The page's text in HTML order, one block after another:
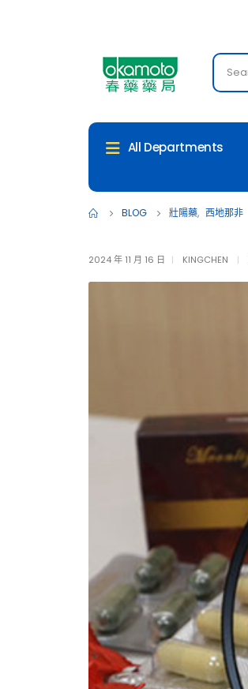
All Departments
BLOG 壯陽藥, 西地那非
2024 年 11 月 16 日 KINGCHEN